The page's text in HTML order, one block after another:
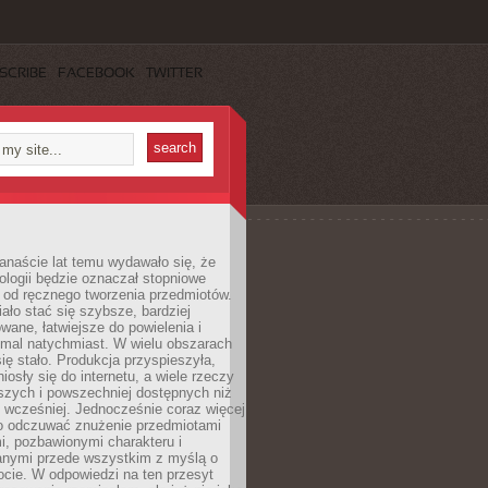
FACEBOOK TWITTER
lat temu wydawało się, że
będzie oznaczał stopniowe
ręcznego tworzenia przedmiotów.
stać się szybsze, bardziej
łatwiejsze do powielenia i
natychmiast. W wielu obszarach
stało. Produkcja przyspieszyła,
się do internetu, a wiele rzeczy
i powszechniej dostępnych niż
wcześniej. Jednocześnie coraz więcej
odczuwać znużenie przedmiotami
pozbawionymi charakteru i
przede wszystkim z myślą o
W odpowiedzi na ten przesyt